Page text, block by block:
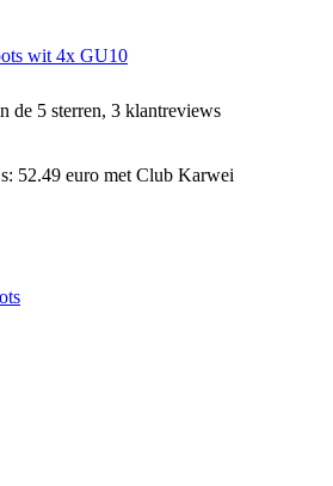
wit 4x GU10
de 5 sterren, 3 klantreviews
52.49 euro met Club Karwei